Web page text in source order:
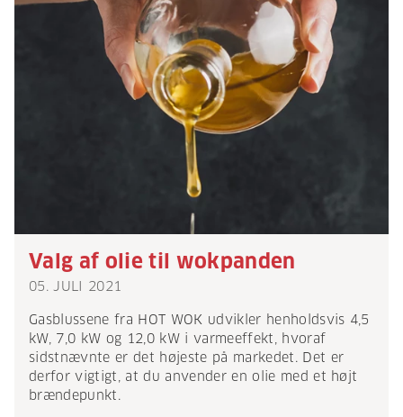
Valg af olie til wokpanden
05. JULI 2021
Gasblussene fra HOT WOK udvikler henholdsvis 4,5
kW, 7,0 kW og 12,0 kW i varmeeffekt, hvoraf
sidstnævnte er det højeste på markedet. Det er
derfor vigtigt, at du anvender en olie med et højt
brændepunkt.